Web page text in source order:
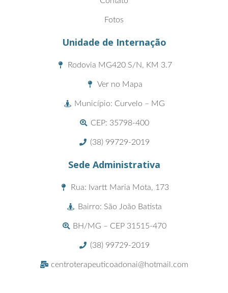
Fotos
Unidade de Internação
Rodovia MG420 S/N, KM 3.7
Ver no Mapa
Município: Curvelo – MG
CEP: 35798-400
(38) 99729-2019
Sede Administrativa
Rua: Ivartt Maria Mota, 173
Bairro: São João Batista
BH/MG – CEP 31515-470
(38) 99729-2019
centroterapeuticoadonai@hotmail.com